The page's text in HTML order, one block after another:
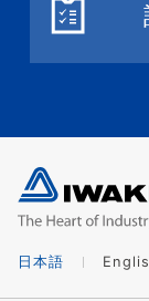
日本語